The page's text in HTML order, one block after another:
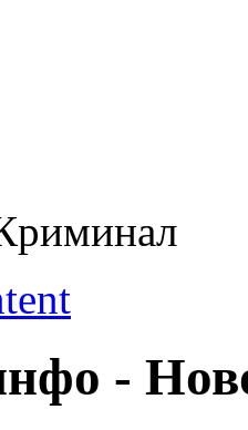
-